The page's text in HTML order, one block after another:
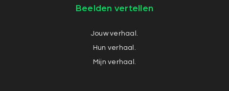
Beelden vertellen
Jouw verhaal.
Hun verhaal.
Mijn verhaal.